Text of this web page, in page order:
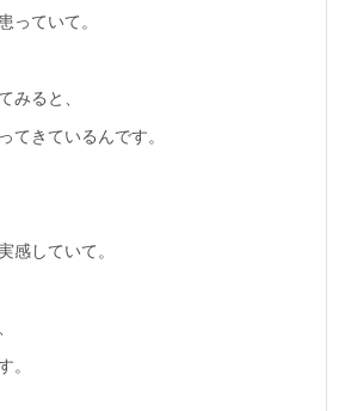
っていて。
みると、
てきているんです。
感していて。
。